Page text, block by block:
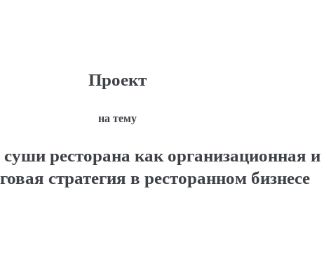
Проект
на тему
ресторана как организационная и
стратегия в ресторанном бизнесе